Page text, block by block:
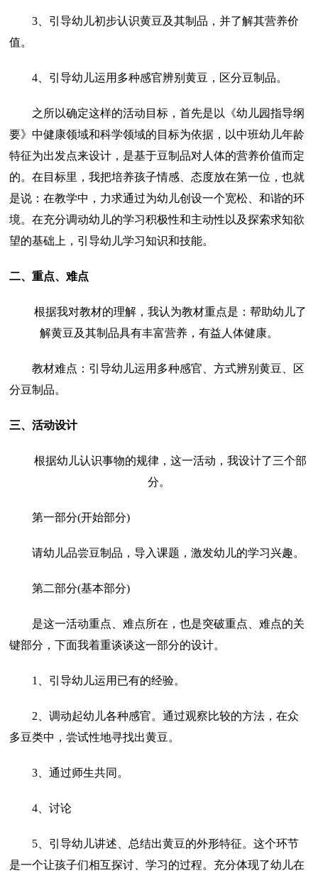
3、引导幼儿初步认识黄豆及其制品，并了解其营养价
值。
4、引导幼儿运用多种感官辨别黄豆，区分豆制品。
之所以确定这样的活动目标，首先是以《幼儿园指导纲
要》中健康领域和科学领域的目标为依据，以中班幼儿年龄
特征为出发点来设计，是基于豆制品对人体的营养价值而定
的。在目标里，我把培养孩子情感、态度放在第一位，也就
是说：在教学中，力求通过为幼儿创设一个宽松、和谐的环
境。在充分调动幼儿的学习积极性和主动性以及探索求知欲
望的基础上，引导幼儿学习知识和技能。
二、重点、难点
根据我对教材的理解，我认为教材重点是：帮助幼儿了
解黄豆及其制品具有丰富营养，有益人体健康。
教材难点：引导幼儿运用多种感官、方式辨别黄豆、区
分豆制品。
三、活动设计
根据幼儿认识事物的规律，这一活动，我设计了三个部
分。
第一部分(开始部分)
请幼儿品尝豆制品，导入课题，激发幼儿的学习兴趣。
第二部分(基本部分)
是这一活动重点、难点所在，也是突破重点、难点的关
键部分，下面我着重谈谈这一部分的设计。
1、引导幼儿运用已有的经验。
2、调动起幼儿各种感官。通过观察比较的方法，在众
多豆类中，尝试性地寻找出黄豆。
3、通过师生共同。
4、讨论
5、引导幼儿讲述、总结出黄豆的外形特征。这个环节
是一个让孩子们相互探讨、学习的过程。充分体现了幼儿在